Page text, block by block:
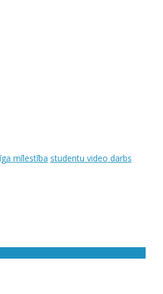
mīlestība studentu video darbs